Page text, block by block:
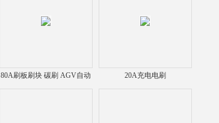
80A刷板刷块 碳刷 AGV自动
20A充电电刷